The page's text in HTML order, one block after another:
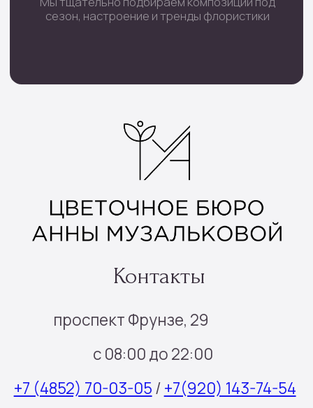
Траурные цветы
Букеты невесты
Наборы шаров
Цветы в корзине
Монобукеты
Контакты
Подписка
Отзывы
Доставка и оплата
Инфо